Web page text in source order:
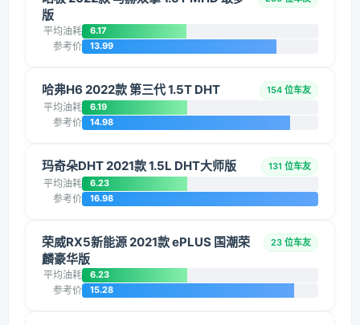
版
平均油耗 6.17
参考价 13.99
哈弗H6 2022款 第三代 1.5T DHT 154 位车友
平均油耗 6.19
参考价 14.98
玛奇朵DHT 2021款 1.5L DHT大师版 131 位车友
平均油耗 6.23
参考价 16.98
荣威RX5新能源 2021款 ePLUS 国潮荣
麟豪华版
23 位车友
平均油耗 6.23
参考价 15.28